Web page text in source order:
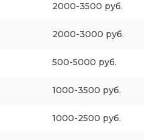
2000-3500 руб.
2000-3000 руб.
500-5000 руб.
1000-3500 руб.
1000-2500 руб.